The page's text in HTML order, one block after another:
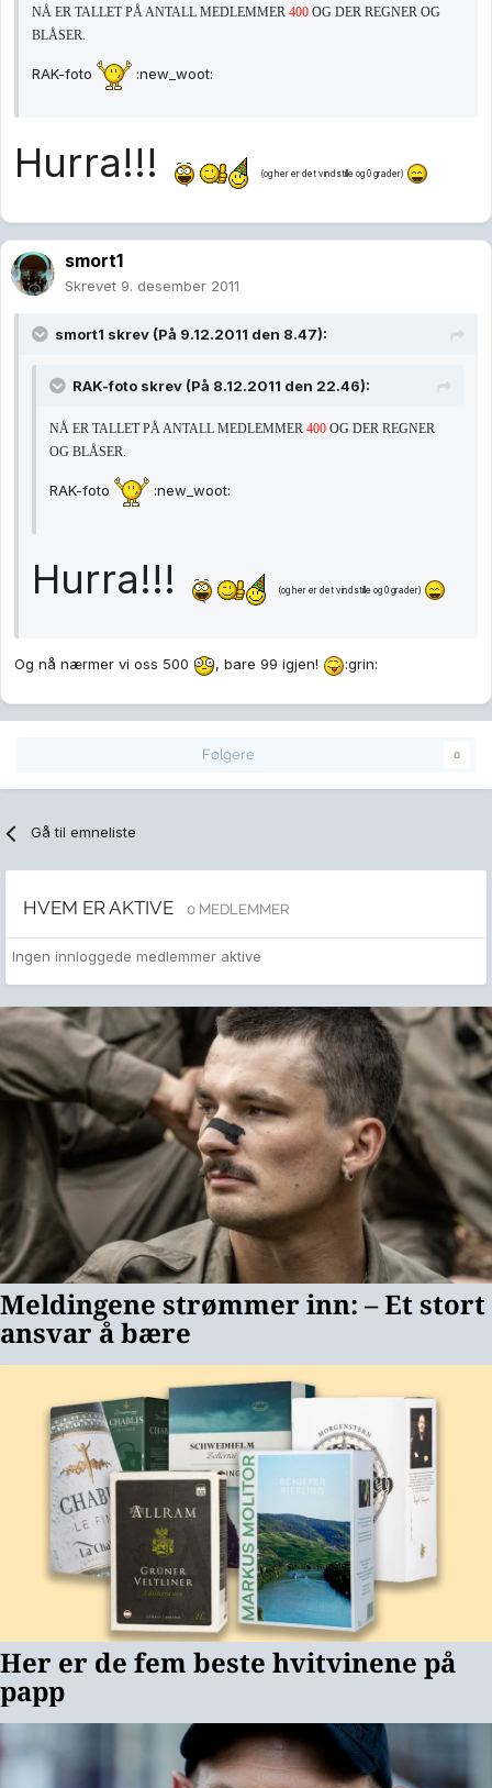
NÅ ER TALLET PÅ ANTALL MEDLEMMER 400 OG DER REGNER OG
BLÅSER.
RAK-foto :new_woot:
Hurra!!! (og her er det vindstille og 0 grader)
smort1
Skrevet 9. desember 2011
smort1 skrev (På 9.12.2011 den 8.47):
RAK-foto skrev (På 8.12.2011 den 22.46):
NÅ ER TALLET PÅ ANTALL MEDLEMMER 400 OG DER REGNER
OG BLÅSER.
RAK-foto :new_woot:
Hurra!!! (og her er det vindstille og 0 grader)
Og nå nærmer vi oss 500 , bare 99 igjen! :grin:
Følgere 0
Gå til emneliste
HVEM ER AKTIVE 0 MEDLEMMER
Ingen innloggede medlemmer aktive